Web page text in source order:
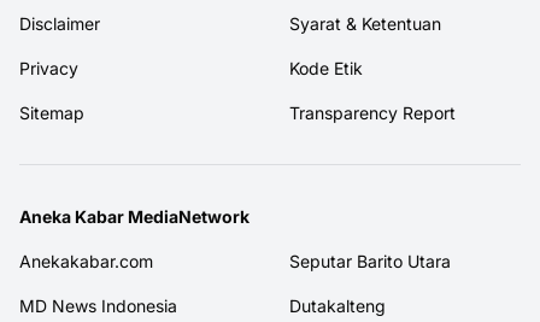
Disclaimer Syarat & Ketentuan
Privacy Kode Etik
Sitemap Transparency Report
Aneka Kabar MediaNetwork
Anekakabar.com Seputar Barito Utara
MD News Indonesia Dutakalteng